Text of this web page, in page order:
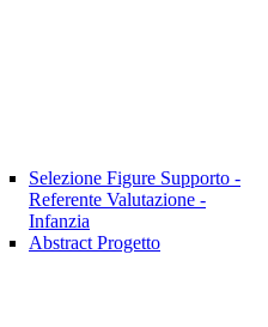
Selezione Figure Supporto -
Referente Valutazione -
Infanzia
Abstract Progetto